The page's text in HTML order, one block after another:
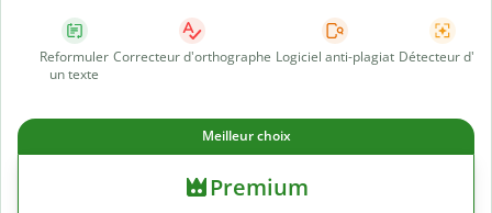
Reformuler
un texte
Correcteur d'orthographe Logiciel anti-plagiat Détecteur d'IA
Meilleur choix
Premium